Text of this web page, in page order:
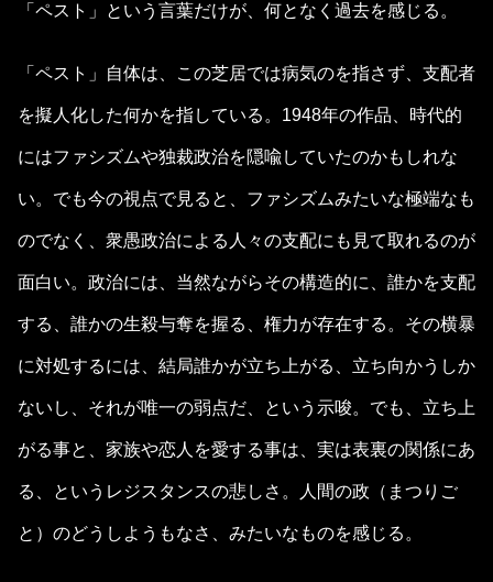
「ペスト」という言葉だけが、何となく過去を感じる。
「ペスト」自体は、この芝居では病気のを指さず、支配者
を擬人化した何かを指している。1948年の作品、時代的
にはファシズムや独裁政治を隠喩していたのかもしれな
い。でも今の視点で見ると、ファシズムみたいな極端なも
のでなく、衆愚政治による人々の支配にも見て取れるのが
面白い。政治には、当然ながらその構造的に、誰かを支配
する、誰かの生殺与奪を握る、権力が存在する。その横暴
に対処するには、結局誰かが立ち上がる、立ち向かうしか
ないし、それが唯一の弱点だ、という示唆。でも、立ち上
がる事と、家族や恋人を愛する事は、実は表裏の関係にあ
る、というレジスタンスの悲しさ。人間の政（まつりご
と）のどうしようもなさ、みたいなものを感じる。